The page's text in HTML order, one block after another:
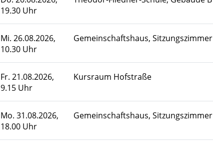
19.30 Uhr
Mi. 26.08.2026,
10.30 Uhr
Gemeinschaftshaus,
Fr. 21.08.2026,
9.15 Uhr
Kursraum Hofstraße
Mo. 31.08.2026,
18.00 Uhr
Gemeinschaftshaus,